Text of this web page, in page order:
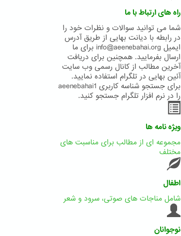
راه های ارتباط با ما
شما می توانید سوالات و نظرات خود را
در رابطه با دیانت بهایی از طریق آدرس
ایمیل info@aeenebahai.org برای ما
ارسال بفرمایید. همچنین برای دریافت
آخرین مطالب از کانال رسمی وب سایت
آئین بهایی در تلگرام استفاده نمایید.
برای جستجو شناسه کاربری aeenebahai1
را در نرم افزار تلگرام جستجو کنید.
ویژه نامه ها
مجموعه ای از مطالب برای مناسبت های
مختلف
اطفال
شامل مناجات های صوتی، سرود و شعر
نوجوانان